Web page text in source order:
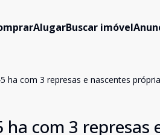
AlugarBuscar imóvel
ha com 3 represas e nascentes
com 3 represas